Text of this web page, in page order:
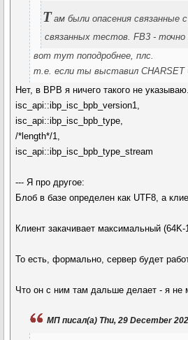
Там были опасения связанные
связанных тестов. FB3 -
вот тут поподробнее, плс.
т.е. если ты выставил CHARSET
Нет, в BPB я ничего такого не
isc_api::ibp_isc_bpb_version1,
isc_api::ibp_isc_bpb_type,
/*length*/1,
isc_api::ibp_isc_bpb_type_stream
--- Я про другое:
Блоб в базе определен как UTF8, а
Клиент закачивает максимальный
То есть, формально, сервер будет
Что он с ним там дальше делает - я не
МП писал(а) Thu, 29 December